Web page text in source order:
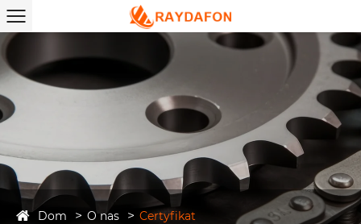
Dom O nas Certyfikat